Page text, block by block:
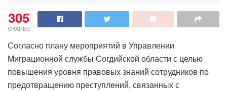
305
SHARES
Согласно плану мероприятий в Управлении
Миграционной службы Согдийской области с целью
повышения уровня правовых знаний сотрудников по
предотвращению преступлений, связанных с